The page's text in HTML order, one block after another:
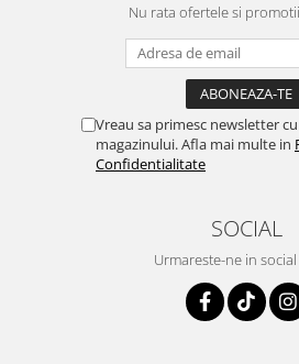
Nu rata ofertele si
Vreau sa primesc newsletter
magazinului. Afla mai multe in
Confidentialitate
SOCIAL
Urmareste-ne in